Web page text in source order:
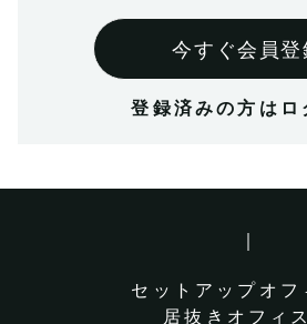
今すぐ会員登
登録済みの方はロ
セットアップオフ
居抜きオフィ